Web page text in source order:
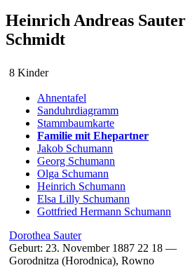
Heinrich Andreas Sauter
Schmidt
8 Kinder
Ahnentafel
Sanduhrdiagramm
Stammbaumkarte
Familie mit Ehepartner
Jakob Schumann
Georg Schumann
Olga Schumann
Heinrich Schumann
Elsa Lilly Schumann
Gottfried Hermann Schumann
Dorothea Sauter
Geburt: 23. November 1887 22 18 —
Gorodnitza (Horodnica), Rowno